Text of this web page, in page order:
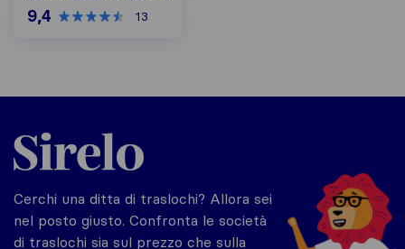
9,4 13
Sirelo.it
Cerchi una ditta di traslochi? Allora sei
nel posto giusto. Confronta le società
di traslochi sia sul prezzo che sulla